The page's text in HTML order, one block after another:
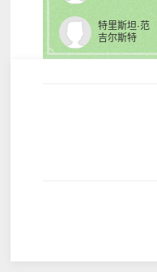
特里斯坦·范
吉尔斯特